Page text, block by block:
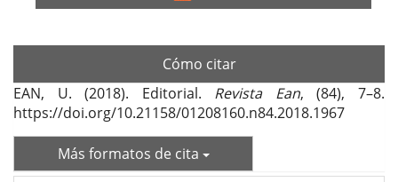
Cómo citar
EAN, U. (2018). Editorial. Revista Ean, (84), 7–8.
https://doi.org/10.21158/01208160.n84.2018.1967
Más formatos de cita